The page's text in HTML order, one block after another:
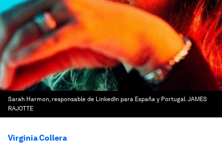
Sarah Harmon, responsable de LinkedIn para España y Portugal. JAMES
RAJOTTE
Virginia Collera